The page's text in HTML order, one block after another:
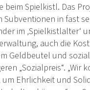
beim Spielkistl. Das
in fast
im ‚Spielkistlalter‘
auch die
Geldbeutel und
„Sozialpreis“.
Ehrlichkeit und